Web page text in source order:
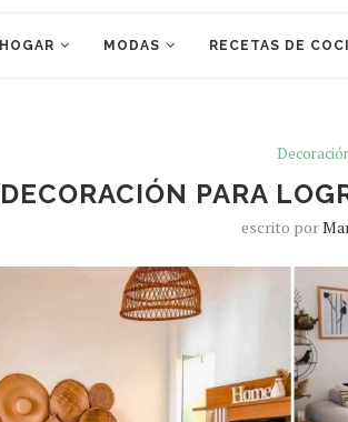
HOGAR MODAS RECETAS DE
DECORACIÓN PARA
escrito por